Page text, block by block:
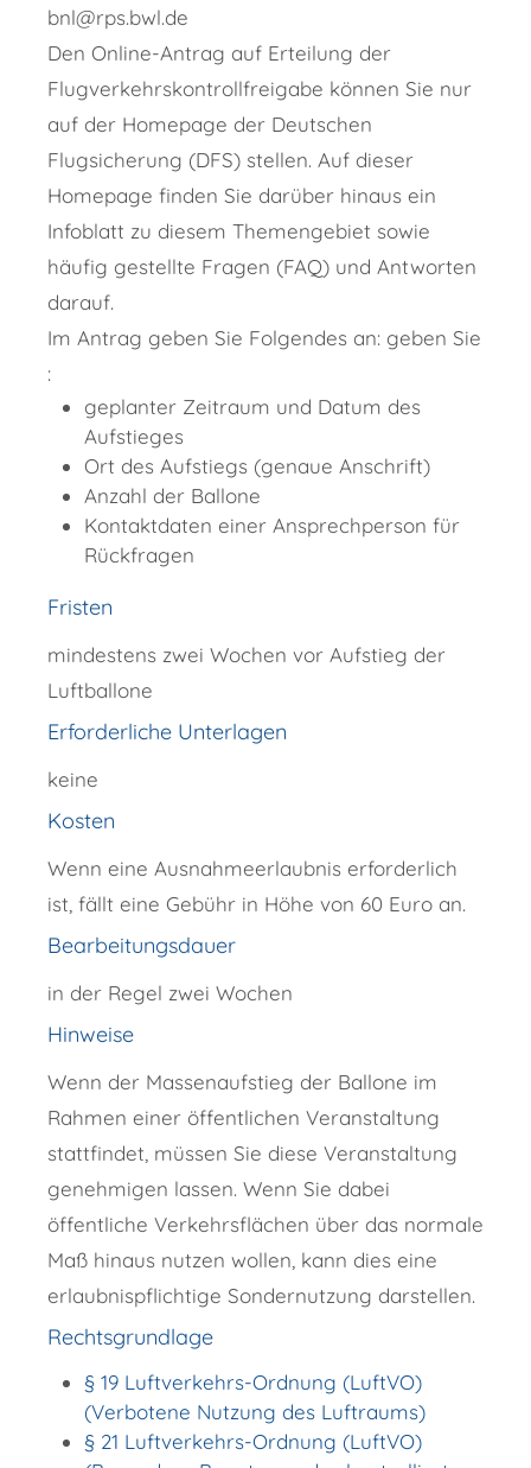
bnl@rps.bwl.de
Den Online-Antrag auf Erteilung der
Flugverkehrskontrollfreigabe können Sie nur
auf der Homepage der Deutschen
Flugsicherung (DFS) stellen. Auf dieser
Homepage finden Sie darüber hinaus ein
Infoblatt zu diesem Themengebiet sowie
häufig gestellte Fragen (FAQ) und Antworten
darauf.
Im Antrag geben Sie Folgendes an: geben Sie
:
geplanter Zeitraum und Datum des
Aufstieges
Ort des Aufstiegs (genaue Anschrift)
Anzahl der Ballone
Kontaktdaten einer Ansprechperson für
Rückfragen
Fristen
mindestens zwei Wochen vor Aufstieg der
Luftballone
Erforderliche Unterlagen
keine
Kosten
Wenn eine Ausnahmeerlaubnis erforderlich
ist, fällt eine Gebühr in Höhe von 60 Euro an.
Bearbeitungsdauer
in der Regel zwei Wochen
Hinweise
Wenn der Massenaufstieg der Ballone im
Rahmen einer öffentlichen Veranstaltung
stattfindet, müssen Sie diese Veranstaltung
genehmigen lassen. Wenn Sie dabei
öffentliche Verkehrsflächen über das normale
Maß hinaus nutzen wollen, kann dies eine
erlaubnispflichtige Sondernutzung darstellen.
Rechtsgrundlage
§ 19 Luftverkehrs-Ordnung (LuftVO)
(Verbotene Nutzung des Luftraums)
§ 21 Luftverkehrs-Ordnung (LuftVO)